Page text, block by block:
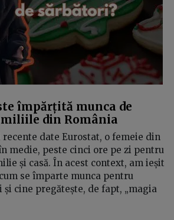
împărțită munca de
din România
date Eurostat, o femeie din
medie, peste cinci ore pe zi pentru
și casă. În acest context, am ieșit
se împarte munca pentru
cine pregătește, de fapt, „magia